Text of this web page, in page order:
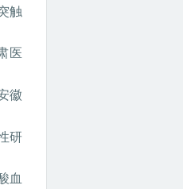
触
医
徽
研
血